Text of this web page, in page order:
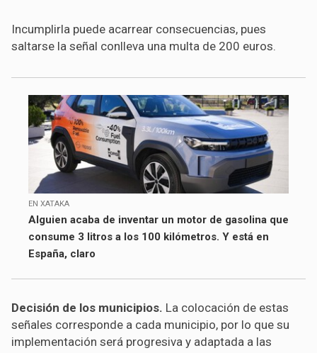
Incumplirla puede acarrear consecuencias, pues
saltarse la señal conlleva una multa de 200 euros.
EN XATAKA
Alguien acaba de inventar un motor de gasolina que
consume 3 litros a los 100 kilómetros. Y está en
España, claro
Decisión de los municipios. La colocación de estas
señales corresponde a cada municipio, por lo que su
implementación será progresiva y adaptada a las